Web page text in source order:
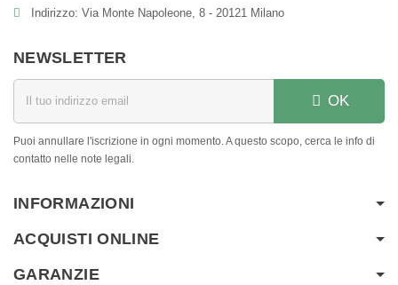
Indirizzo: Via Monte Napoleone, 8 - 20121 Milano
NEWSLETTER
OK
Puoi annullare l'iscrizione in ogni momento. A questo scopo, cerca le info di
contatto nelle note legali.
INFORMAZIONI
ACQUISTI ONLINE
GARANZIE